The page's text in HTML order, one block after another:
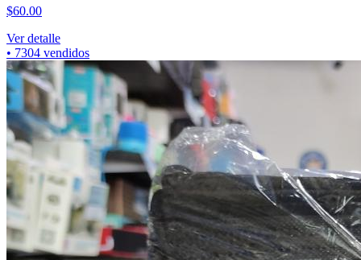
$60.00
Ver detalle
• 7304 vendidos